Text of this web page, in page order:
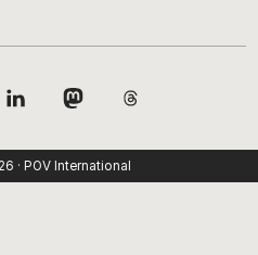
· POV International